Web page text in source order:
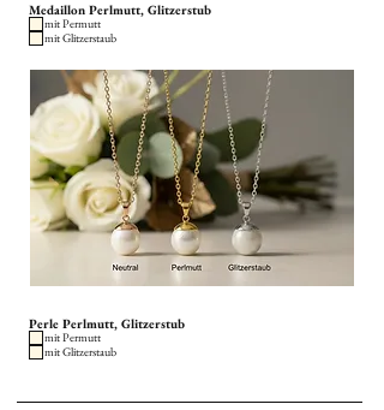
Medaillon Perlmutt, Glitzerstub
mit Permutt
mit Glitzerstaub
Perle Perlmutt, Glitzerstub
mit Permutt
mit Glitzerstaub